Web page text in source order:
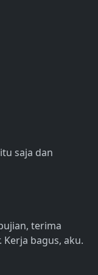
saja dan
terima
bagus, aku.